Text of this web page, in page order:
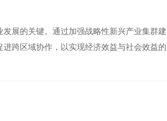
展的关键。通过加强战略性新兴产业集群建
跨区域协作，以实现经济效益与社会效益的